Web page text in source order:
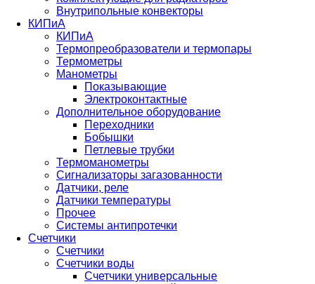
Внутрипольные конвекторы
КИПиА
КИПиА
Термопреобразователи и термопары
Термометры
Манометры
Показывающие
Электроконтактные
Дополнительное оборудование
Переходники
Бобышки
Петлевые трубки
Термоманометры
Сигнализаторы загазованности
Датчики, реле
Датчики температуры
Прочее
Системы антипротечки
Счетчики
Счетчики
Счетчики воды
Счетчики универсальные